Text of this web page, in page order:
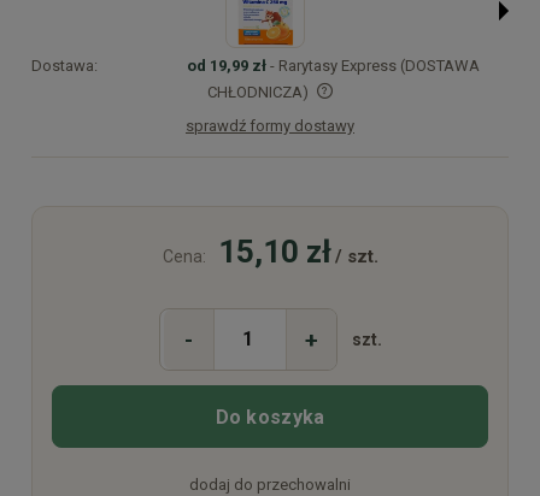
Dostawa: od 19,99 zł - Rarytasy Express (DOSTAWA
CHŁODNICZA)
Cena nie zawiera ewentualnych kosztów płatności
sprawdź formy dostawy
Cena: 15,10 zł/ szt.
- + szt.
Do koszyka
dodaj do przechowalni